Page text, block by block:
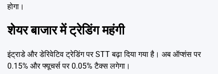
होगा।
शेयर बाजार में ट्रेडिंग महंगी
इंट्राडे और डेरिवेटिव ट्रेडिंग पर STT बढ़ा दिया गया है। अब ऑप्शंस पर
0.15% और फ्यूचर्स पर 0.05% टैक्स लगेगा।